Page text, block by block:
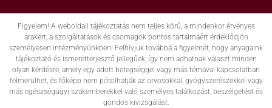
Figyelem! A weboldali tájékoztatás nem teljes körű, a mindenkor érvényes
árakért, a szolgáltatások és csomagok pontos tartalmáért érdeklődjön
személyesen intézményünkben! Felhívjuk továbbá a figyelmét, hogy anyagaink
tájékoztató és ismeretterjesztő jellegűek, így nem adhatnak választ minden
olyan kérdésre, amely egy adott betegséggel vagy más témával kapcsolatban
felmerülhet, és főképp nem pótolhatják az orvosokkal, gyógyszerészekkel vagy
más egészségügyi szakemberekkel való személyes találkozást, beszélgetést és
gondos kivizsgálást.